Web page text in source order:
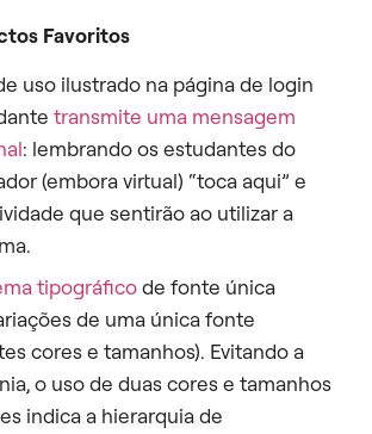
Favoritos
uso ilustrado na página de login
transmite uma mensagem
: lembrando os estudantes do
(embora virtual) “toca aqui” e
que sentirão ao utilizar a
tipográficode fonte única
de uma única fonte
cores e tamanhos). Evitando a
o uso de duas cores e tamanhos
indica a hierarquia de